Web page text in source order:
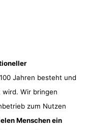
Jahren besteht und
Wir bringen
zum Nutzen
Menschen ein